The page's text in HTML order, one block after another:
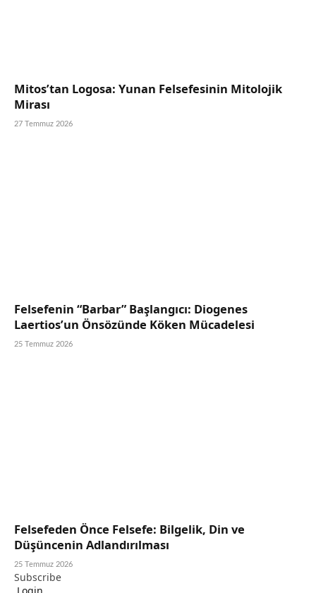
Mitos’tan Logosa: Yunan Felsefesinin Mitolojik
Mirası
27 Temmuz 2026
Felsefenin “Barbar” Başlangıcı: Diogenes
Laertios’un Önsözünde Köken Mücadelesi
25 Temmuz 2026
Felsefeden Önce Felsefe: Bilgelik, Din ve
Düşüncenin Adlandırılması
25 Temmuz 2026
Subscribe